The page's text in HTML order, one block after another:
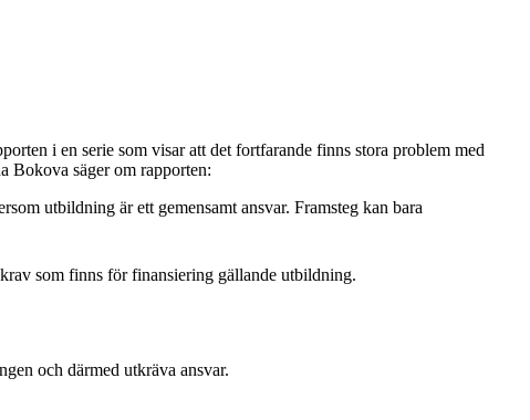
i en serie som visar att det fortfarande finns stora problem med
Bokova säger om rapporten:
utbildning är ett gemensamt ansvar. Framsteg kan bara
som finns för finansiering gällande utbildning.
och därmed utkräva ansvar.